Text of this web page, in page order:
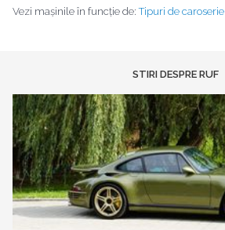
Vezi mașinile în funcție de:Tipuri de caroserie
STIRI DESPRE RUF